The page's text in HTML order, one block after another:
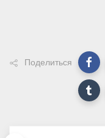
Поделиться